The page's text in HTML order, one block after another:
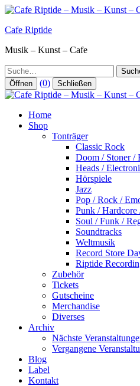
Zum
springen
Cafe Riptide
Musik – Kunst – Cafe
Suche
Öffnen (0) Schließen
Home
Shop
Tonträger
Classic Rock
Doom / Stoner /
Heads /
Hörspiele
Jazz
Pop / Rock /
Punk / Hardcore
Soul / Funk /
Soundtracks
Weltmusik
Record Store
Riptide
Zubehör
Tickets
Gutscheine
Merchandise
Diverses
Archiv
Nächste
Vergangene
Blog
Label
Kontakt